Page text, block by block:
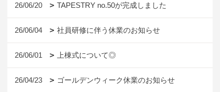
26/06/20 TAPESTRY no.50が完成しました
26/06/04 社員研修に伴う休業のお知らせ
26/06/01 上棟式について◎
26/04/23 ゴールデンウィーク休業のお知らせ